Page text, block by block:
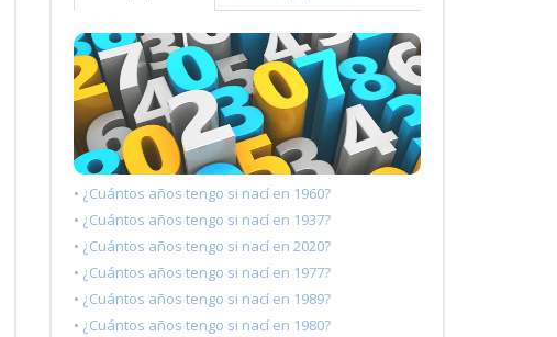
• ¿Cuántos años tengo si nací en 1960?
• ¿Cuántos años tengo si nací en 1937?
• ¿Cuántos años tengo si nací en 2020?
• ¿Cuántos años tengo si nací en 1977?
• ¿Cuántos años tengo si nací en 1989?
• ¿Cuántos años tengo si nací en 1980?